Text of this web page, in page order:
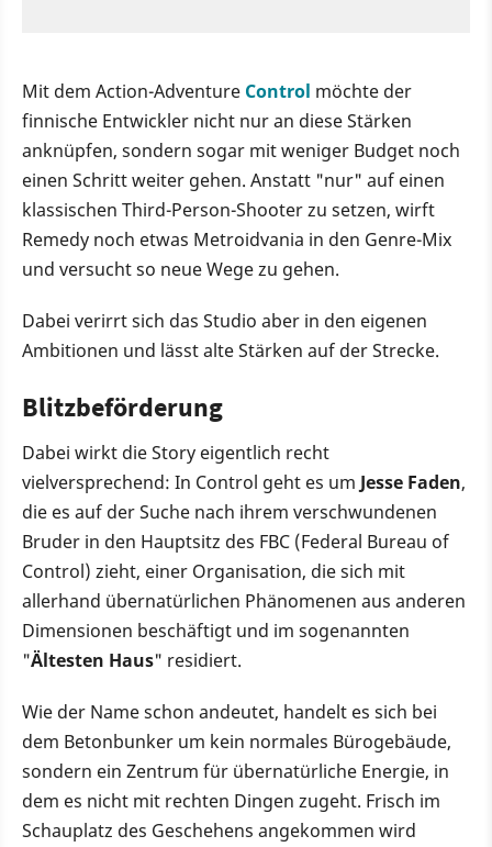
Mit dem Action-Adventure Control möchte der
finnische Entwickler nicht nur an diese Stärken
anknüpfen, sondern sogar mit weniger Budget noch
einen Schritt weiter gehen. Anstatt "nur" auf einen
klassischen Third-Person-Shooter zu setzen, wirft
Remedy noch etwas Metroidvania in den Genre-Mix
und versucht so neue Wege zu gehen.
Dabei verirrt sich das Studio aber in den eigenen
Ambitionen und lässt alte Stärken auf der Strecke.
Blitzbeförderung
Dabei wirkt die Story eigentlich recht
vielversprechend: In Control geht es um Jesse Faden,
die es auf der Suche nach ihrem verschwundenen
Bruder in den Hauptsitz des FBC (Federal Bureau of
Control) zieht, einer Organisation, die sich mit
allerhand übernatürlichen Phänomenen aus anderen
Dimensionen beschäftigt und im sogenannten
"Ältesten Haus" residiert.
Wie der Name schon andeutet, handelt es sich bei
dem Betonbunker um kein normales Bürogebäude,
sondern ein Zentrum für übernatürliche Energie, in
dem es nicht mit rechten Dingen zugeht. Frisch im
Schauplatz des Geschehens angekommen wird